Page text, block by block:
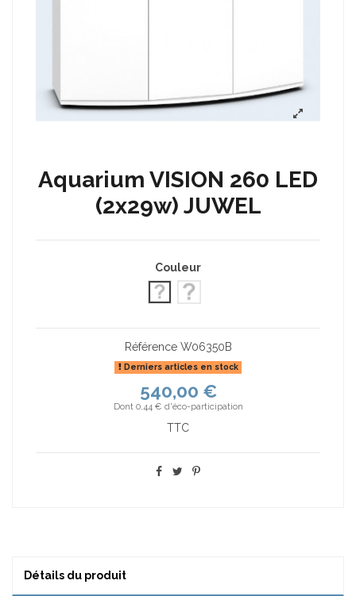
Aquarium VISION 260 LED
(2x29w) JUWEL
Couleur
BlancNoir
Référence W06350B
Derniers articles en stock
540,00 €
Dont 0,44 € d'éco-participation
TTC
Détails du produit